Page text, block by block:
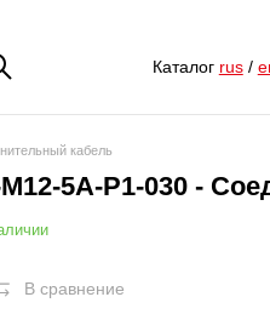
Каталог rus/
кабель
5A-P1-030 -
В сравнение